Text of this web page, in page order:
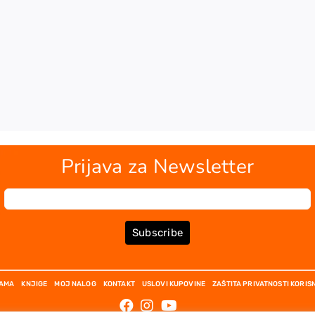
Prijava za Newsletter
Subscribe
KNJIGE MOJ NALOG KONTAKT USLOVI KUPOVINE ZAŠTITA PRIVATNOSTI